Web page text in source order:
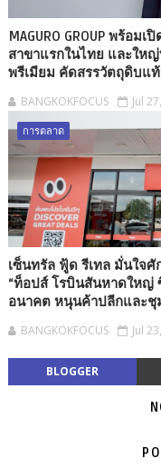
MAGURO GROUP พร้อม
สาขาแรกในไทย และให
พรีเมียม คัดสรรวัตถุดิบแ
BANGKOKFOCUS Jul
การตลาด
เซ็นทรัล ฟู้ด รีเทล มั่นใจ
“ท็อปส์ โรบินสันหาดใหญ่
อนาคต หนุนค้าปลีกและชุ
BANGKOKFOCUS Jul
BLOGGER